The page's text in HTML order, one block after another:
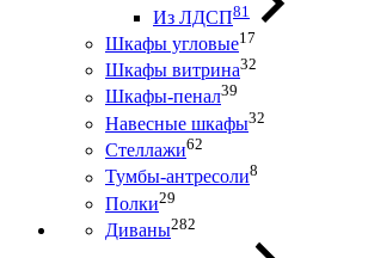
Из ЛДСП81
Шкафы угловые17
Шкафы витрина32
Шкафы-пенал39
Навесные шкафы32
Стеллажи62
Тумбы-антресоли8
Полки29
Диваны282